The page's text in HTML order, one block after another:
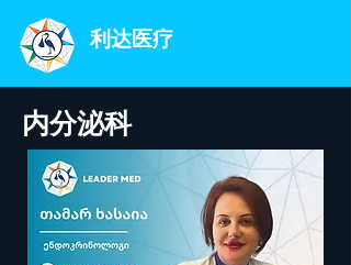
利达医疗
内分泌科